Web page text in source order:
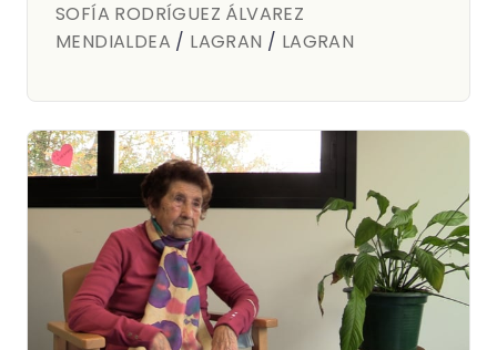
SOFÍA RODRÍGUEZ ÁLVAREZ
MENDIALDEA / LAGRAN / LAGRAN